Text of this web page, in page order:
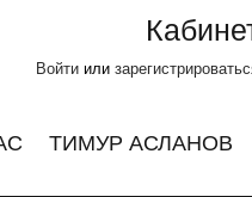
Войти или
ТИМУР АСЛАНОВ